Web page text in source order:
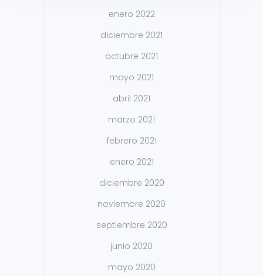
enero 2022
diciembre 2021
octubre 2021
mayo 2021
abril 2021
marzo 2021
febrero 2021
enero 2021
diciembre 2020
noviembre 2020
septiembre 2020
junio 2020
mayo 2020